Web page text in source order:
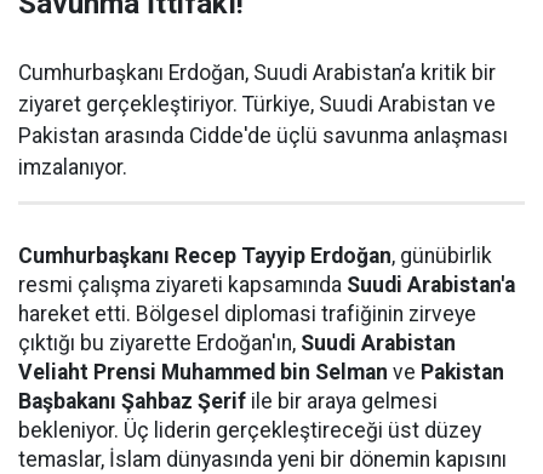
Cumhurbaşkanı Erdoğan, Suudi Arabistan’a kritik bir
ziyaret gerçekleştiriyor. Türkiye, Suudi Arabistan ve
Pakistan arasında Cidde'de üçlü savunma anlaşması
imzalanıyor.
Cumhurbaşkanı Recep Tayyip Erdoğan, günübirlik
resmi çalışma ziyareti kapsamında Suudi Arabistan'a
hareket etti. Bölgesel diplomasi trafiğinin zirveye
çıktığı bu ziyarette Erdoğan'ın, Suudi Arabistan
Veliaht Prensi Muhammed bin Selman ve Pakistan
Başbakanı Şahbaz Şerif ile bir araya gelmesi
bekleniyor. Üç liderin gerçekleştireceği üst düzey
temaslar, İslam dünyasında yeni bir dönemin kapısını